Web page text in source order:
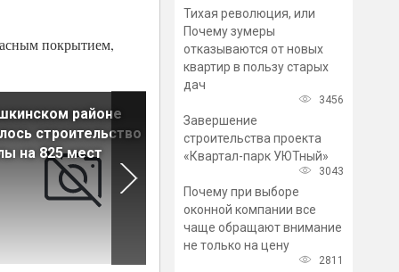
покрытием,
районе
строительство
на 825 мест
В «Балтийской жемчужине»
вместо магазина построят
спортивный центр
Тихая революция, или
Почему зумеры
отказываются от новых
квартир в пользу старых
дач
3456
Завершение
строительства проекта
«Квартал-парк УЮТный»
3043
Почему при выборе
оконной компании все
чаще обращают внимание
не только на цену
2811